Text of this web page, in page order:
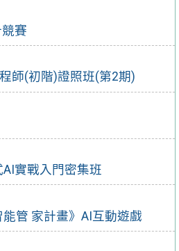
賽
師(初階)證照班(第2期)
AI實戰入門密集班
能管 家計畫》AI互動遊戲